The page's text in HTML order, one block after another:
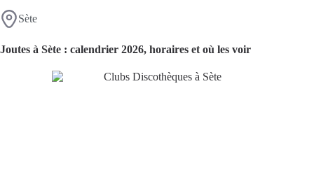
Sète
Joutes à Sète : calendrier 2026, horaires et où les voir